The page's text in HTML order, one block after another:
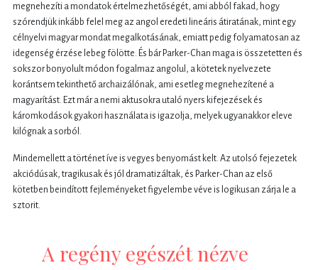
megnehezíti a mondatok értelmezhetőségét, ami abból fakad, hogy
szórendjük inkább felel meg az angol eredeti lineáris átiratának, mint egy
célnyelvi magyar mondat megalkotásának, emiatt pedig folyamatosan az
idegenség érzése lebeg fölötte. És bár Parker-Chan maga is összetetten és
sokszor bonyolult módon fogalmaz angolul, a kötetek nyelvezete
korántsem tekinthető archaizálónak, ami esetleg megnehezítené a
magyarítást. Ezt már a nemi aktusokra utaló nyers kifejezések és
káromkodások gyakori használata is igazolja, melyek ugyanakkor eleve
kilógnak a sorból.
Mindemellett a történet íve is vegyes benyomást kelt. Az utolsó fejezetek
akciódúsak, tragikusak és jól dramatizáltak, és Parker-Chan az első
kötetben beindított fejleményeket figyelembe véve is logikusan zárja le a
sztorit.
A regény egészét nézve